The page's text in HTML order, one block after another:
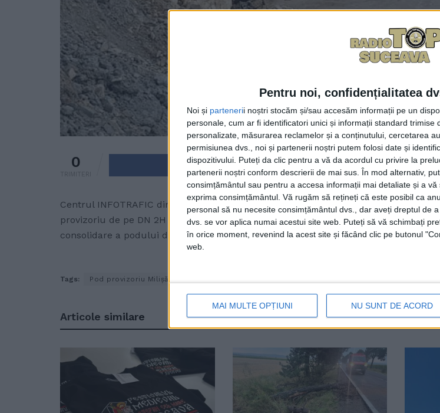
Pentru noi, confidențialitatea
Noi și partenerii noștri stocăm și/sau accesăm informații pe un
personale, cum ar fi identificatori unici și informații standard
personalizate, măsurarea reclamelor și a conținutului, cercetarea
permisiunea dvs., noi și partenerii noștri putem folosi date și
dispozitivului. Puteți da clic pentru a vă da acordul cu privire la
partenerii noștri conform descrierii de mai sus. În mod alternativ,
consimțământul sau pentru a accesa informații mai detaliate și a
exprima consimțământul. Vă rugăm să rețineți că este posibil ca
personal să nu necesite consimțământul dvs., dar aveți dreptul de
dvs. se vor aplica numai acestui site web. Puteți să vă schimbați
în orice moment, revenind la acest site și făcând clic pe butonul
web.
MAI MULTE OPȚIUNI NU SUNT DE ACORD
0
TRIMITERI
Trimite pe Facebook
Centrul INFOTRAFIC din cadrul Inspectoratului General al Poliției Române
provizoriu de pe DN 2H s-a surpat, în localitatea Milișăuți, județul Suceava.
consolidare a podului din zonă. Circulația rutieră este deviată pe rute ocolitoare.
Tags: Pod provizoriu Milișăuți surpat
Articole similare